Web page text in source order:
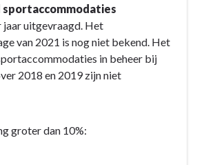
uitgevraagd. Het
van 2021 is nog niet bekend. Het
in beheer bij
2018 en 2019 zijn niet
groter dan 10%: